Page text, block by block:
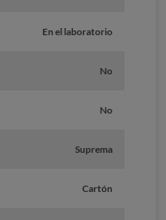
En el laboratorio
No
No
Suprema
Cartón